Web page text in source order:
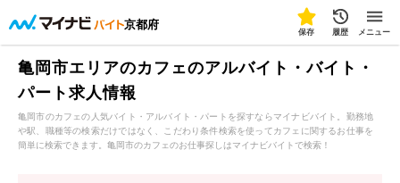
京都府
保存 履歴 メニュー
亀岡市エリアのカフェのアルバイト・バイト・
パート求人情報
亀岡市のカフェの人気バイト・アルバイト・パートを探すならマイナビバイト。勤務地
や駅、職種等の検索だけではなく、こだわり条件検索を使ってカフェに関するお仕事を
簡単に検索できます。亀岡市のカフェのお仕事探しはマイナビバイトで検索！